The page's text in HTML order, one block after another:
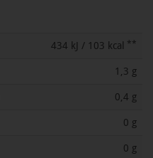
434 kJ / 103 kcal **
1,3 g
0,4 g
0 g
0 g